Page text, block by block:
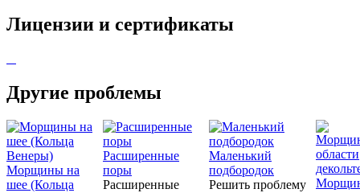
Лицензии и сертификаты
Другие проблемы
Морщины на
шее (Кольца
Расширенные
поры
Расширенные
Маленький
подбородок
Решить проблему